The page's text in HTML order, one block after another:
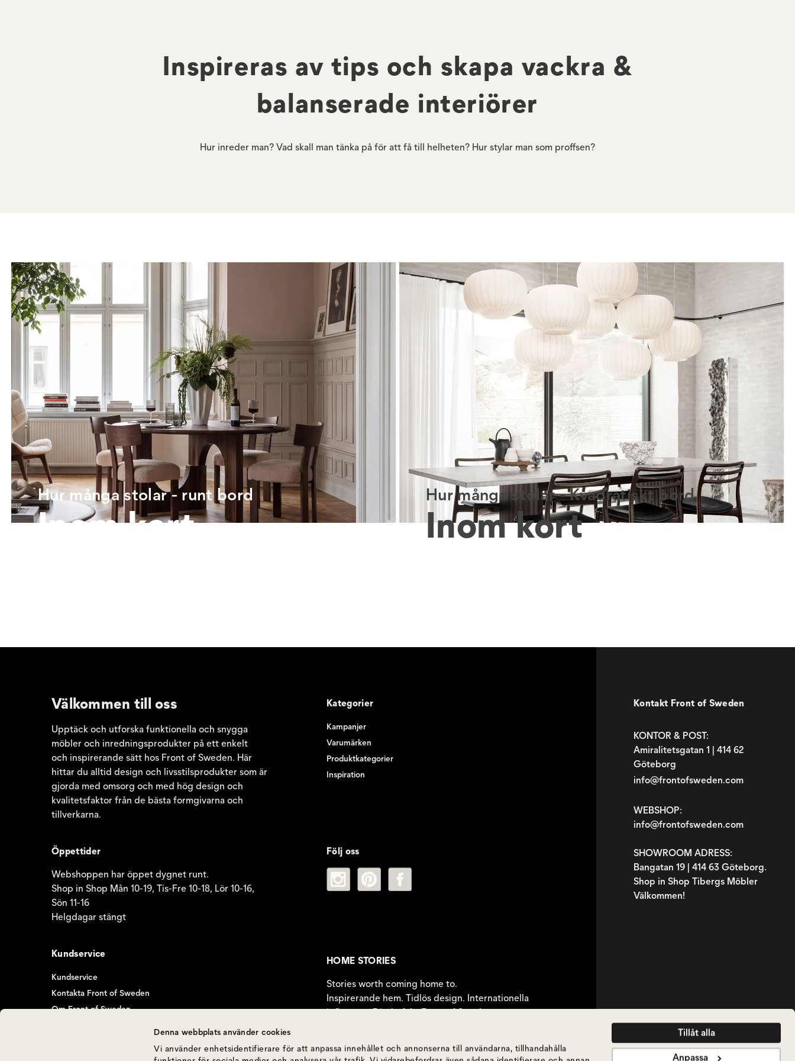
Denna webbplats använder cookies
Vi använder enhetsidentifierare för att anpassa innehållet och annonserna till användarna, tillhandahålla
Tillåt alla
Anpassa
Inspireras av tips och skapa vackra &
balanserade interiörer
Hur inreder man? Vad skall man tänka på för att få till helheten? Hur stylar man som proffsen?
Hur många stolar - runt bord
Inom kort
Hur många stolar - Kvadratiskt bord
Inom kort
Välkommen till oss
Upptäck och utforska funktionella och snygga
möbler och inredningsprodukter på ett enkelt
och inspirerande sätt hos Front of Sweden. Här
hittar du alltid design och livsstilsprodukter som är
gjorda med omsorg och med hög design och
kvalitetsfaktor från de bästa formgivarna och
tillverkarna.
Kategorier
Kampanjer
Varumärken
Produktkategorier
Inspiration
Öppettider
Webshoppen har öppet dygnet runt.
Shop in Shop Mån 10-19, Tis-Fre 10-18, Lör 10-16,
Sön 11-16
Helgdagar stängt
Följ oss
Kundservice
Kundservice
Kontakta Front of Sweden
Om Front of Sweden
HOME STORIES
Stories worth coming home to.
Inspirerande hem. Tidlös design. Internationella
influenser. Direkt från Front of Sweden.
Kontakt Front of Sweden
KONTOR & POST:
Amiralitetsgatan 1 | 414 62
Göteborg
info@frontofsweden.com
WEBSHOP:
info@frontofsweden.com
SHOWROOM ADRESS:
Bangatan 19 | 414 63 Göteborg.
Shop in Shop Tibergs Möbler
Välkommen!